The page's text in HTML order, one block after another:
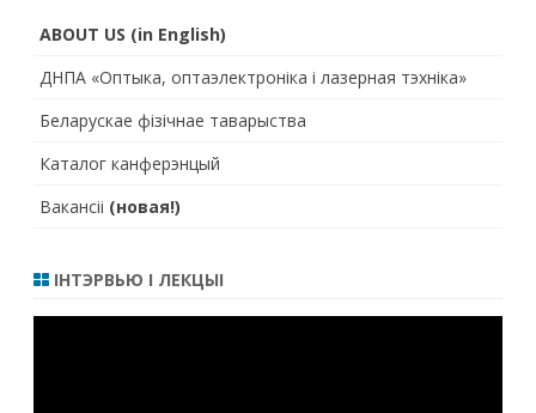
ABOUT US (in English)
ДНПА «Оптыка, оптаэлектроніка і лазерная тэхніка»
Беларускае фізічнае таварыства
Каталог канферэнцый
Вакансіі (новая!)
ІНТЭРВЬЮ І ЛЕКЦЫІ